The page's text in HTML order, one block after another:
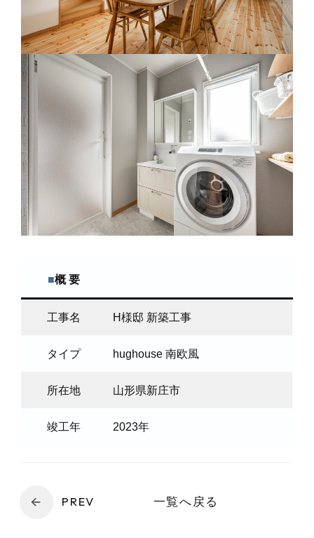
■概 要
工事名 H様邸 新築工事
タイプ hughouse 南欧風
所在地 山形県新庄市
竣工年 2023年
PREV 一覧へ戻る